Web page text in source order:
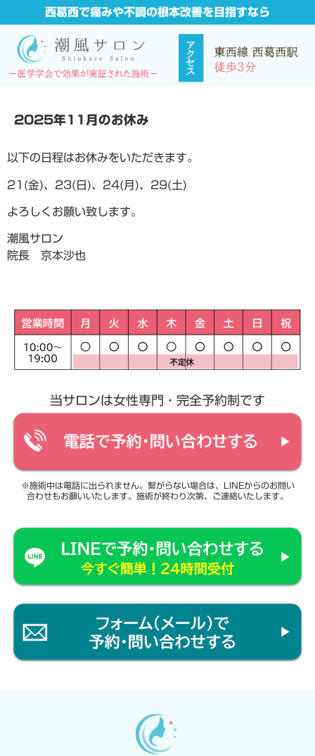
西葛西で痛みや不調の根本改善を目指すなら
2025年11月のお休み
以下の日程はお休みをいただきます。
21(金)、23(日)、24(月)、29(土)
よろしくお願い致します。
潮風サロン
院長 京本沙也
当サロンは女性専門・完全予約制です
※施術中は電話に出られません。繋がらない場合は、LINEからのお問い
合わせもお願いいたします。施術が終わり次第、ご連絡いたします。